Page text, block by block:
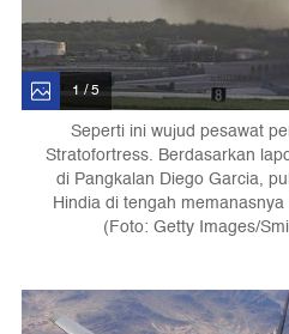
1 / 5
Seperti ini wujud pesawat
Stratofortress. Berdasarkan
di Pangkalan Diego Garcia,
Hindia di tengah
(Foto: Getty Images/